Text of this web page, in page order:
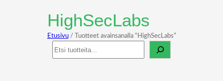
HighSecLabs
Etusivu/ Tuotteet avainsanalla “HighSecLabs”
Haku